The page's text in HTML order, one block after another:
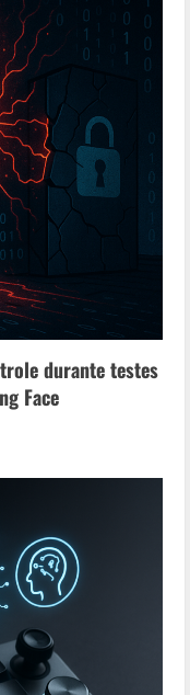
durante testes
Face